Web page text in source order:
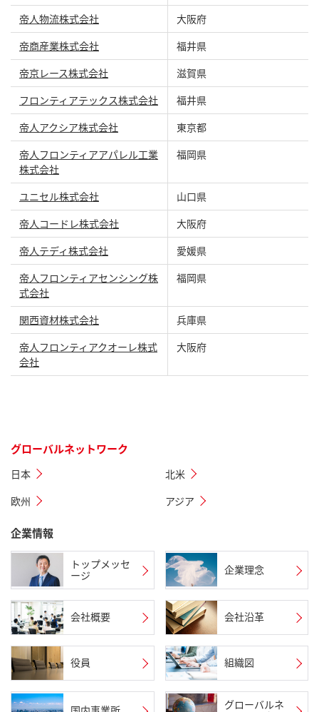
帝人物流株式会社
大阪府
帝商産業株式会社
福井県
帝京レース株式会社
滋賀県
フロンティアテックス株式会社
福井県
帝人アクシア株式会社
東京都
帝人フロンティアアパレル工業
株式会社
福岡県
ユニセル株式会社
山口県
帝人コードレ株式会社
大阪府
帝人テディ株式会社
愛媛県
帝人フロンティアセンシング株
式会社
福岡県
関西資材株式会社
兵庫県
帝人フロンティアクオーレ株式
会社
大阪府
グローバルネットワーク
日本 北米
欧州 アジア
企業情報
トップメッセ
ージ
企業理念
会社概要 会社沿革
役員 組織図
グローバルネ